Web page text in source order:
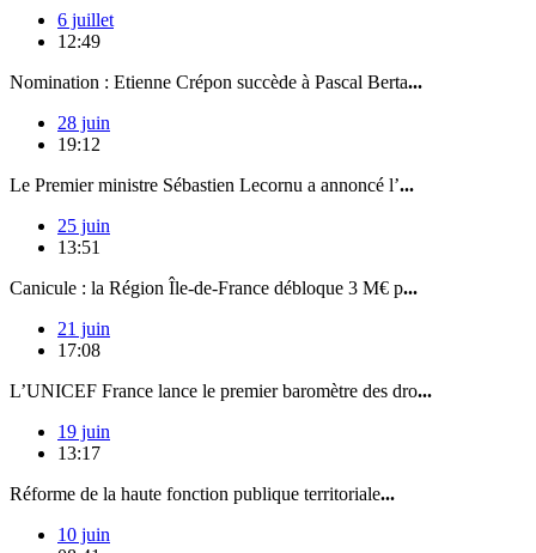
6 juillet
12:49
Nomination : Etienne Crépon succède à Pascal Berta...
28 juin
19:12
Le Premier ministre Sébastien Lecornu a annoncé l’...
25 juin
13:51
Canicule : la Région Île-de-France débloque 3 M€ p...
21 juin
17:08
L’UNICEF France lance le premier baromètre des dro...
19 juin
13:17
Réforme de la haute fonction publique territoriale...
10 juin